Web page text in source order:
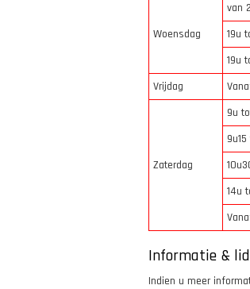
Woensdag
van
19u
19u
Vrijdag
Zaterdag
9u
14u
Informatie &
Indien u meer